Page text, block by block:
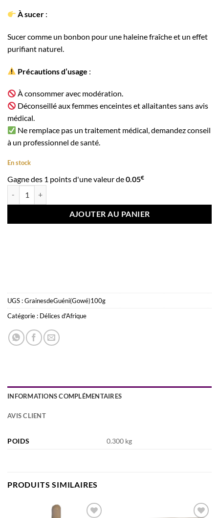
À sucer :
Sucer comme un bonbon pour une haleine fraîche et un effet
purifiant naturel.
Précautions d’usage :
À consommer avec modération.
Déconseillé aux femmes enceintes et allaitantes sans avis
médical.
Ne remplace pas un traitement médical, demandez conseil
à un professionnel de santé.
En stock
Gagne des 1 points d'une valeur de0.05€
AJOUTER AU PANIER
UGS :GrainesdeGuéni(Gowé)100g
Catégorie : Délices d'Afrique
INFORMATIONS COMPLÉMENTAIRES
AVIS CLIENT
POIDS 0.300 kg
PRODUITS SIMILAIRES